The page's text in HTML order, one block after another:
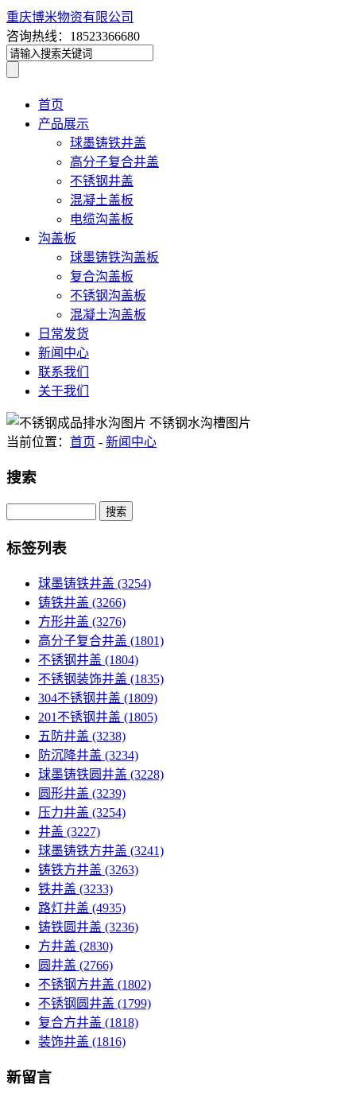
重庆博米物资有限公司
咨询热线：18523366680
首页
产品展示
球墨铸铁井盖
高分子复合井盖
不锈钢井盖
混凝土盖板
电缆沟盖板
沟盖板
球墨铸铁沟盖板
复合沟盖板
不锈钢沟盖板
混凝土沟盖板
日常发货
新闻中心
联系我们
关于我们
当前位置： 首页 - 新闻中心
搜索
Search
标签列表
球墨铸铁井盖 (3254)
铸铁井盖 (3266)
方形井盖 (3276)
高分子复合井盖 (1801)
不锈钢井盖 (1804)
不锈钢装饰井盖 (1835)
304不锈钢井盖 (1809)
201不锈钢井盖 (1805)
五防井盖 (3238)
防沉降井盖 (3234)
球墨铸铁圆井盖 (3228)
圆形井盖 (3239)
压力井盖 (3254)
井盖 (3227)
球墨铸铁方井盖 (3241)
铸铁方井盖 (3263)
铁井盖 (3233)
路灯井盖 (4935)
铸铁圆井盖 (3236)
方井盖 (2830)
圆井盖 (2766)
不锈钢方井盖 (1802)
不锈钢圆井盖 (1799)
复合方井盖 (1818)
装饰井盖 (1816)
新留言